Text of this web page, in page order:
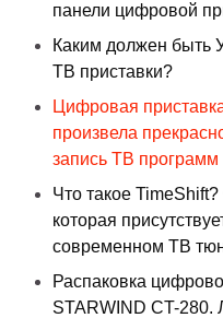
панели цифровой
Каким должен
ТВ приставки?
Цифровая
произвела
запись ТВ
Что такое
которая
современном ТВ
Распаковка
STARWIND CT-280.